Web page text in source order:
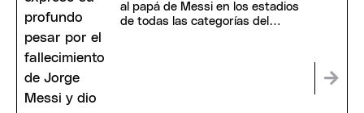
al papá de Messi en los estadios
de todas las categorías del